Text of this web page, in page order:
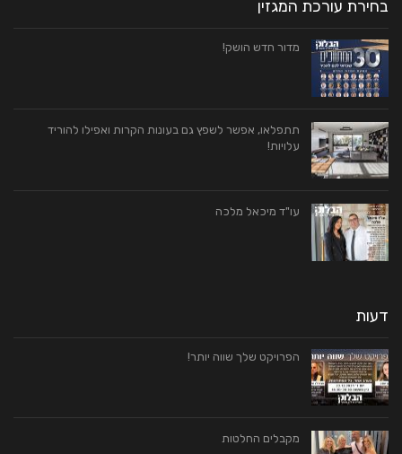
בחירת עורכת המגזין
מדור חדש הושק!
תתפלאו, אפשר לשפץ גם בעונות הקרות ואפילו להוריד
עלויות!
עו"ד מיכאל מלכה
דעות
הפרויקט שלך שווה יותר!
מקבלים החלטות